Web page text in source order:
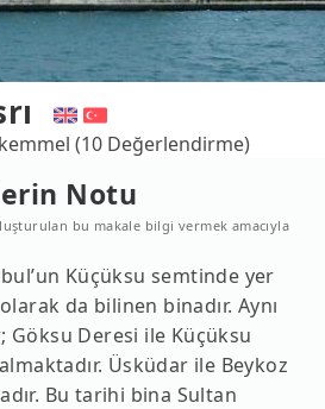
(10 Değerlendirme)
Notu
bu makale bilgi vermek amacıyla
Küçüksu semtinde yer
da bilinen binadır. Aynı
Göksu Deresi ile Küçüksu
Üsküdar ile Beykoz
Bu tarihi bina Sultan